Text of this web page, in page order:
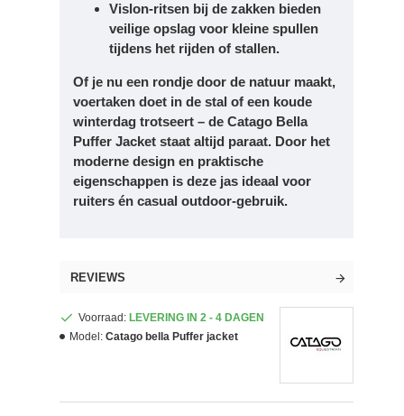
Vislon-ritsen bij de zakken bieden
veilige opslag voor kleine spullen
tijdens het rijden of stallen.
Of je nu een rondje door de natuur maakt,
voertaken doet in de stal of een koude
winterdag trotseert – de Catago Bella
Puffer Jacket staat altijd paraat. Door het
moderne design en praktische
eigenschappen is deze jas ideaal voor
ruiters én casual outdoor-gebruik.
REVIEWS
Voorraad: LEVERING IN 2 - 4 DAGEN
Model: Catago bella Puffer jacket